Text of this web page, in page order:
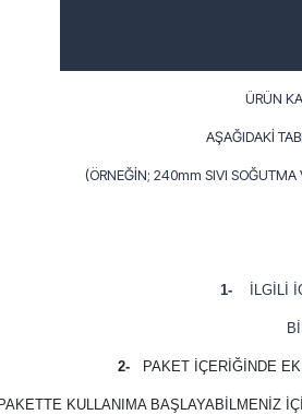
ÜRÜN
AŞAĞIDAKİ
(ÖRNEĞİN; 240mm SIVI
1- İLGİLİ
2- PAKET İÇERİĞİNDE
KULLANIMA BAŞLAYABİLMENİZ